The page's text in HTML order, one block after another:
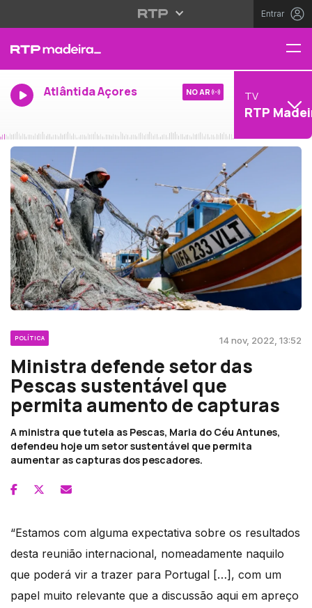
Entrar
Atlântida Açores NO AR TV
RTP
POLÍTICA 14 nov, 2022, 13:52
Ministra defende setor das
Pescas sustentável que
permita aumento de capturas
A ministra que tutela as Pescas, Maria do Céu Antunes,
defendeu hoje um setor sustentável que permita
aumentar as capturas dos pescadores.
“Estamos com alguma expectativa sobre os resultados
desta reunião internacional, nomeadamente naquilo
que poderá vir a trazer para Portugal […], com um
papel muito relevante que a discussão aqui em apreço